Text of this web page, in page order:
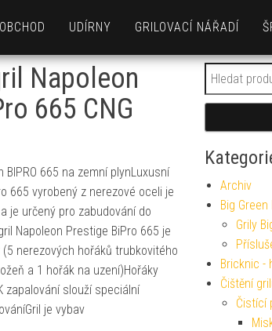
OBCHOD UDÍRNY GRILOVACÍ NÁŘADÍ
Napoleon
665 CNG
665 na zemní plynLuxusní
665 vyrobený z nerezové oceli je
je určený pro zabudování do
Napoleon Prestige BiPro 665 je
nerezových hořáků trubkovitého
a 1 hořák na uzení)Hořáky
zapalování slouží speciální
je vybav
Hledat:
Archiv
Big Green
Grily
Bricknic -
Čištění
Čistící